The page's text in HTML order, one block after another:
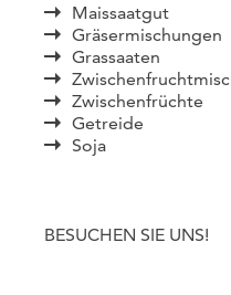
Maissaatgut
Gräsermischungen
Grassaaten
Zwischenfrüchte
Getreide
Soja
BESUCHEN SIE UNS!